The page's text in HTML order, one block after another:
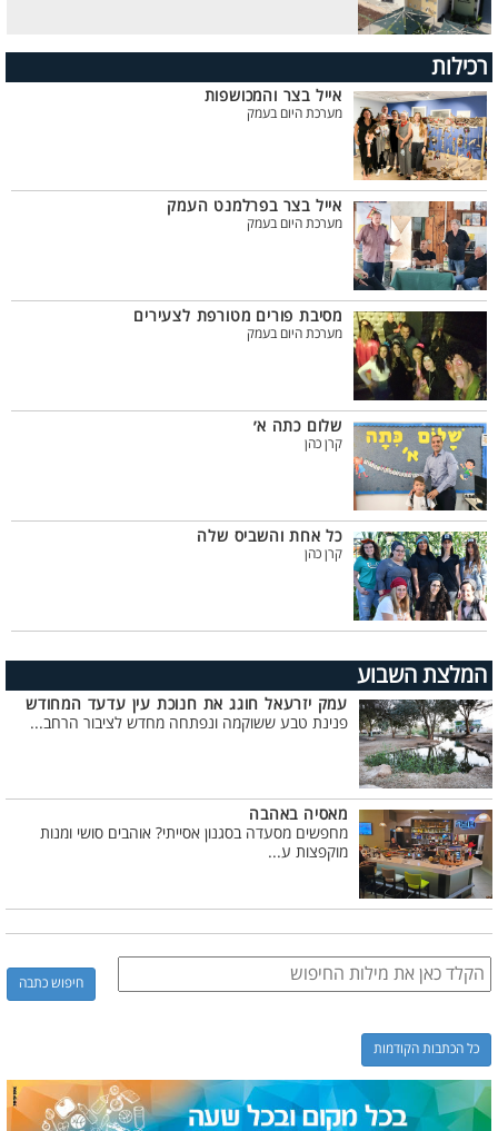
רכילות
אייל בצר והמכושפות
מערכת היום בעמק
אייל בצר בפרלמנט העמק
מערכת היום בעמק
מסיבת פורים מטורפת לצעירים
מערכת היום בעמק
שלום כתה א׳
קרן כהן
כל אחת והשביס שלה
קרן כהן
המלצת השבוע
עמק יזרעאל חוגג את חנוכת עין עדעד המחודש
פנינת טבע ששוקמה ונפתחה מחדש לציבור הרחב...
מאסיה באהבה
מחפשים מסעדה בסגנון אסייתי? אוהבים סושי ומנות
מוקפצות ע...
כל הכתבות הקודמות